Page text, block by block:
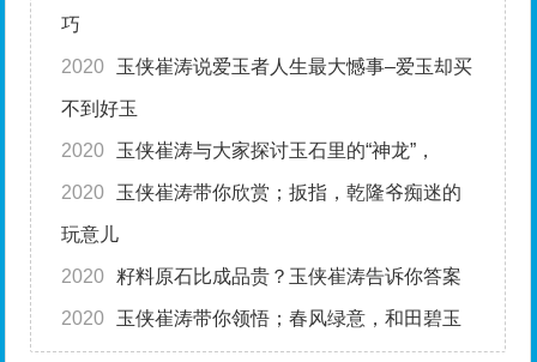
巧
2020 玉侠崔涛说爱玉者人生最大憾事–爱玉却买
不到好玉
2020 玉侠崔涛与大家探讨玉石里的“神龙”，
2020 玉侠崔涛带你欣赏；扳指，乾隆爷痴迷的
玩意儿
2020 籽料原石比成品贵？玉侠崔涛告诉你答案
2020 玉侠崔涛带你领悟；春风绿意，和田碧玉